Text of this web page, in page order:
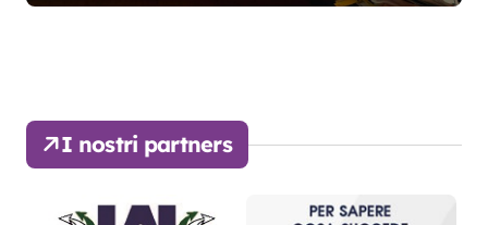
I nostri partners